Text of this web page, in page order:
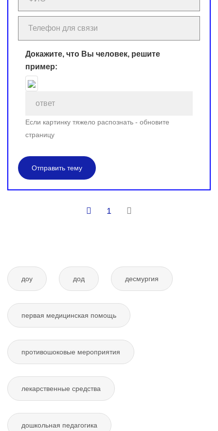
Докажите, что Вы человек, решите
пример:
Если картинку тяжело распознать - обновите
страницу
Отправить тему
1
доу дод десмургия
первая медицинская помощь
противошоковые мероприятия
лекарственные средства
дошкольная педагогика